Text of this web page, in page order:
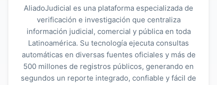
AliadoJudicial es una plataforma especializada de
verificación e investigación que centraliza
información judicial, comercial y pública en toda
Latinoamérica. Su tecnología ejecuta consultas
automáticas en diversas fuentes oficiales y más de
500 millones de registros públicos, generando en
segundos un reporte integrado, confiable y fácil de